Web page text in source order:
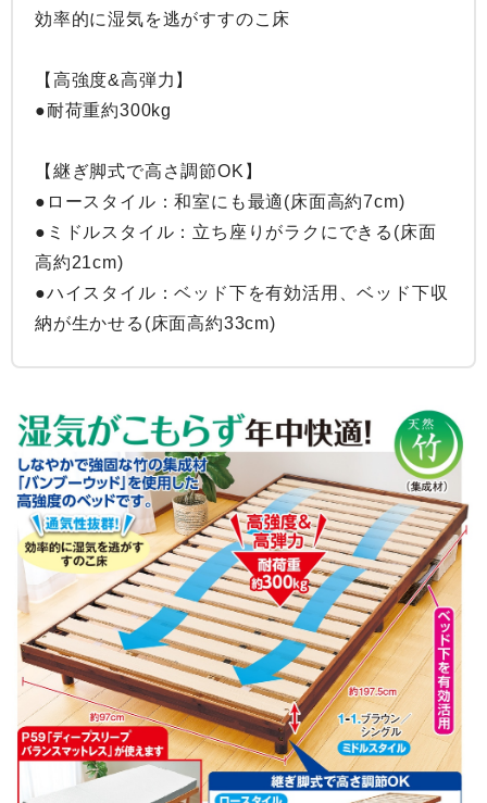
効率的に湿気を逃がすすのこ床
【高強度&高弾力】
●耐荷重約300kg
【継ぎ脚式で高さ調節OK】
●ロースタイル：和室にも最適(床面高約7cm)
●ミドルスタイル：立ち座りがラクにできる(床面
高約21cm)
●ハイスタイル：ベッド下を有効活用、ベッド下収
納が生かせる(床面高約33cm)